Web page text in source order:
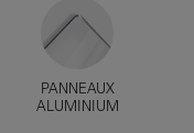
PANNEAUX
ALUMINIUM